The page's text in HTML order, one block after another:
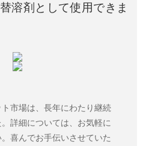
溶剤として使用できま
市場は、長年にわたり継続
詳細については、お気軽に
喜んでお手伝いさせていた